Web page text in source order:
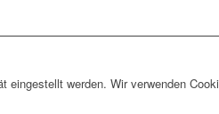
eingestellt werden. Wir verwenden